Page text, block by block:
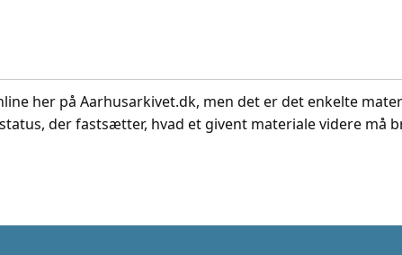
her på Aarhusarkivet.dk, men det er det enkelte
der fastsætter, hvad et givent materiale videre må